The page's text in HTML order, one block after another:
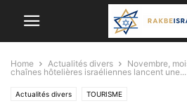
Home Actualités divers
Novembre,
chaînes hôtelières israéliennes lancent une...
Actualités divers TOURISME